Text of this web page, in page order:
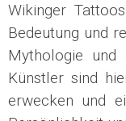
Wikinger
Bedeutung und
Mythologie und
Künstler sind
erwecken und